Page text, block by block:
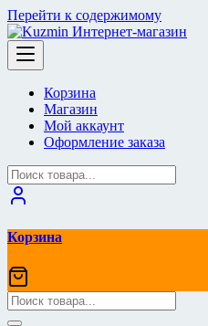
Перейти к содержимому
Корзина
Магазин
Мой аккаунт
Оформление заказа
Корзина